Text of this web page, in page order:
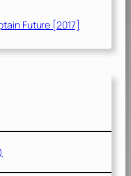
Future [2017]